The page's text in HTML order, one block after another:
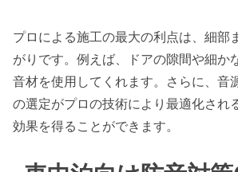
プロによる施工の最大の利点は、細部
がりです。例えば、ドアの隙間や細か
音材を使用してくれます。さらに、音
の選定がプロの技術により最適化され
効果を得ることができます。